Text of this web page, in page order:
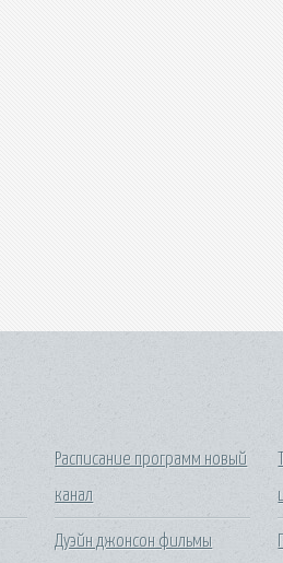
Расписание программ новый
канал
Дуэйн джонсон фильмы